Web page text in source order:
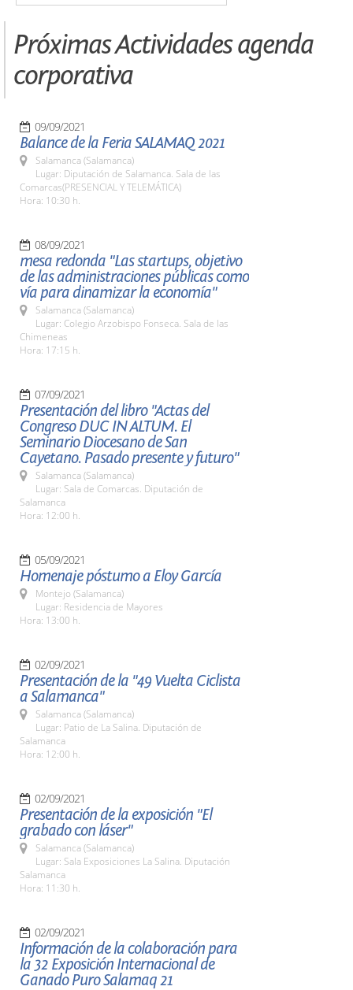
Próximas Actividades agenda
corporativa
09/09/2021
Balance de la Feria SALAMAQ 2021
Salamanca (Salamanca)
Lugar: Diputación de Salamanca. Sala de las
Comarcas(PRESENCIAL Y TELEMÁTICA)
Hora: 10:30 h.
08/09/2021
mesa redonda "Las startups, objetivo
de las administraciones públicas como
vía para dinamizar la economía"
Salamanca (Salamanca)
Lugar: Colegio Arzobispo Fonseca. Sala de las
Chimeneas
Hora: 17:15 h.
07/09/2021
Presentación del libro "Actas del
Congreso DUC IN ALTUM. El
Seminario Diocesano de San
Cayetano. Pasado presente y futuro"
Salamanca (Salamanca)
Lugar: Sala de Comarcas. Diputación de
Salamanca
Hora: 12:00 h.
05/09/2021
Homenaje póstumo a Eloy García
Montejo (Salamanca)
Lugar: Residencia de Mayores
Hora: 13:00 h.
02/09/2021
Presentación de la "49 Vuelta Ciclista
a Salamanca"
Salamanca (Salamanca)
Lugar: Patio de La Salina. Diputación de
Salamanca
Hora: 12:00 h.
02/09/2021
Presentación de la exposición "El
grabado con láser"
Salamanca (Salamanca)
Lugar: Sala Exposiciones La Salina. Diputación
Salamanca
Hora: 11:30 h.
02/09/2021
Información de la colaboración para
la 32 Exposición Internacional de
Ganado Puro Salamaq 21